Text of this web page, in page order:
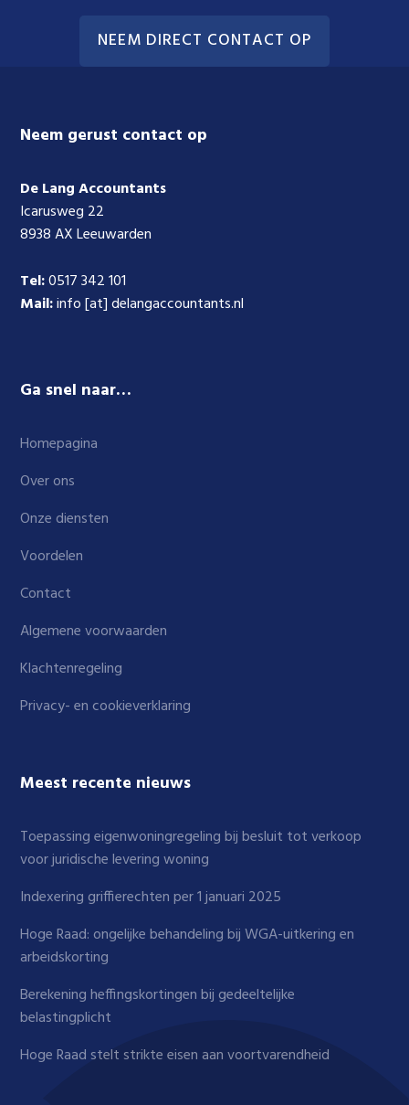
NEEM DIRECT CONTACT OP
Footer
Neem gerust contact op
De Lang Accountants
Icarusweg 22
8938 AX Leeuwarden
Tel:0517 342 101
Mail:info [at] delangaccountants.nl
Ga snel naar…
Homepagina
Over ons
Onze diensten
Voordelen
Contact
Algemene voorwaarden
Klachtenregeling
Privacy- en cookieverklaring
Meest recente nieuws
Toepassing eigenwoningregeling bij besluit tot verkoop
voor juridische levering woning
Indexering griffierechten per 1 januari 2025
Hoge Raad: ongelijke behandeling bij WGA-uitkering en
arbeidskorting
Berekening heffingskortingen bij gedeeltelijke
belastingplicht
Hoge Raad stelt strikte eisen aan voortvarendheid